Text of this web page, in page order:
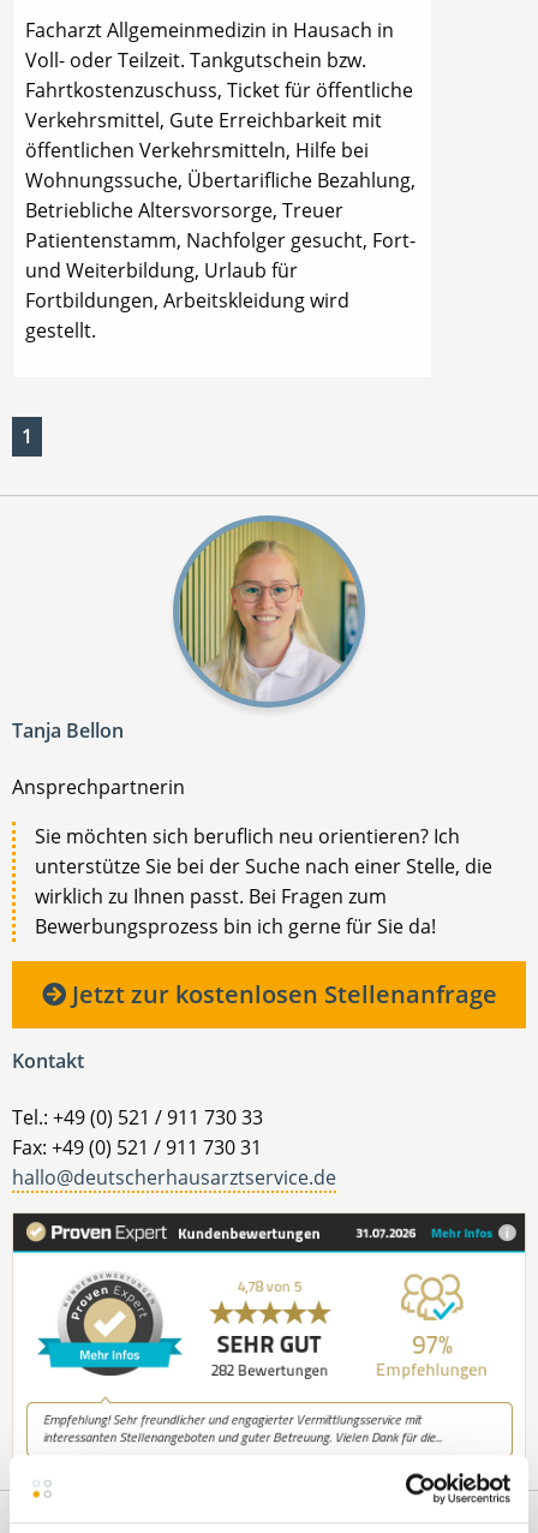
Facharzt Allgemeinmedizin in Hausach in
Voll- oder Teilzeit. Tankgutschein bzw.
Fahrtkostenzuschuss, Ticket für öffentliche
Verkehrsmittel, Gute Erreichbarkeit mit
öffentlichen Verkehrsmitteln, Hilfe bei
Wohnungssuche, Übertarifliche Bezahlung,
Betriebliche Altersvorsorge, Treuer
Patientenstamm, Nachfolger gesucht, Fort-
und Weiterbildung, Urlaub für
Fortbildungen, Arbeitskleidung wird
gestellt.
1
Tanja Bellon
Ansprechpartnerin
Sie möchten sich beruflich neu orientieren? Ich
unterstütze Sie bei der Suche nach einer Stelle, die
wirklich zu Ihnen passt. Bei Fragen zum
Bewerbungsprozess bin ich gerne für Sie da!
Jetzt zur kostenlosen Stellenanfrage
Kontakt
Tel.: +49 (0) 521 / 911 730 33
Fax: +49 (0) 521 / 911 730 31
hallo@deutscherhausarztservice.de